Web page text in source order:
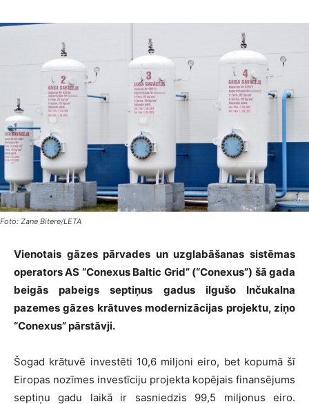
Foto: Zane Bitere/LETA
Vienotais gāzes pārvades un uzglabāšanas sistēmas
operators AS “Conexus Baltic Grid” (“Conexus”) šā gada
beigās pabeigs septiņus gadus ilgušo Inčukalna
pazemes gāzes krātuves modernizācijas projektu, ziņo
“Conexus” pārstāvji.
Šogad krātuvē investēti 10,6 miljoni eiro, bet kopumā šī
Eiropas nozīmes investīciju projekta kopējais finansējums
septiņu gadu laikā ir sasniedzis 99,5 miljonus eiro.